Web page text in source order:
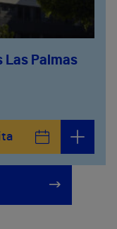
Las Palmas